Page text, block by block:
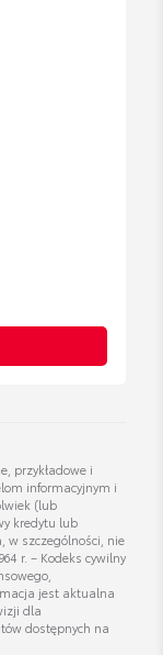
szczegóły
szczegóły
używanych
przykładowe i
informacyjnym i
(lub
kredytu lub
w szczególności, nie
r. – Kodeks cywilny
jest aktualna
dla
dostępnych na